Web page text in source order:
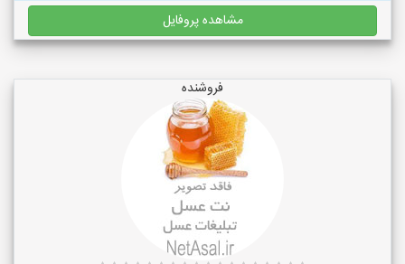
مشاهده پروفایل
فروشنده